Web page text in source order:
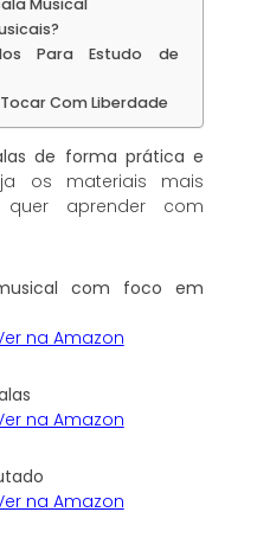
Para Estudo de
Com Liberdade
de forma prática e
os materiais mais
aprender com
com foco em
na Amazon
na Amazon
na Amazon